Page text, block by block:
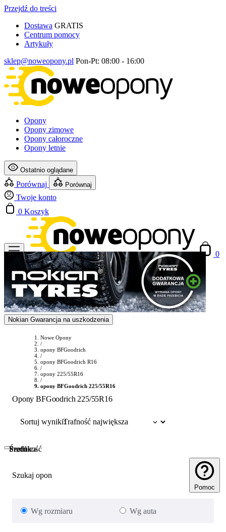
Przejdź do treści
Dostawa GRATIS
Centrum pomocy
Artykuły
sklep@noweopony.pl Pon-Pt: 08:00 - 16:00
Opony
Opony zimowe
Opony całoroczne
Opony letnie
Ostatnio oglądane
Porównaj Porównaj
Twoje konto
0 Koszyk
0
Nokian Gwarancja na uszkodzenia
Nowe Opony
/
opony BFGoodrich
/
opony BFGoodrich R16
/
opony 225/55R16
/
opony BFGoodrich 225/55R16
Opony BFGoodrich 225/55R16
Sortuj wyniki:
Szukaj opon
Pomoc
Wg rozmiaru Wg auta
Szerokość
Profil
Średnica